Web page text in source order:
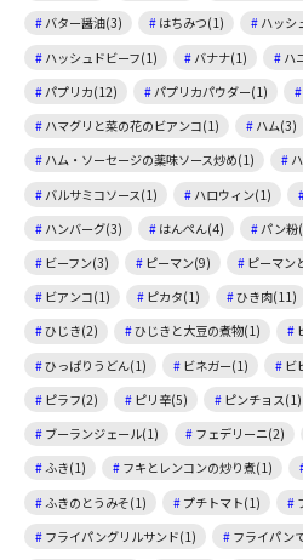
バター醤油(3)
はちみつ(1)
ハッシ
ハッシュドビーフ(1)
バナナ(1)
ハ
パプリカ(12)
パプリカパウダー(1)
ハマグリと菜の花のビアンコ(1)
ハム(3)
ハム・ソーセージの薬味ソース炒め(1)
バルサミコソース(1)
ハロウィン(1)
ハンバーグ(3)
はんぺん(4) パン粉
ビーフン(3)
ピーマン(9) ピーマン
ビアンコ(1)
ピカタ(1) ひき肉(11)
ひじき(2)
ひじきと大豆の煮物(1)
ひっぱりうどん(1)
ビネガー(1) ビ
ピラフ(2)
ピリ辛(5) ピンチョス(1)
ブーランジェール(1)
フェデリーニ(2)
ふき(1)
フキとレンコンの炒り煮(1)
ふきのとうみそ(1)
プチトマト(1)
フライパングリルサンド(1)
フライパン